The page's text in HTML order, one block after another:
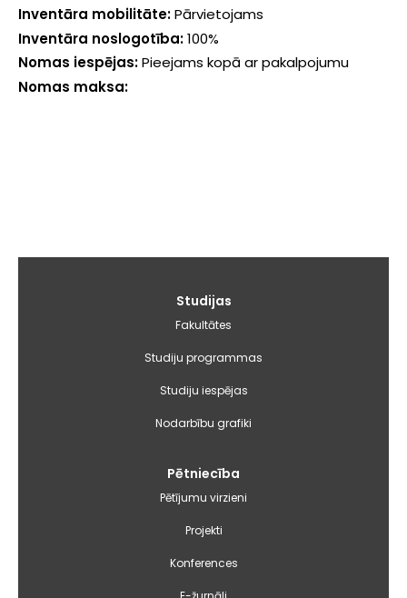
Inventāra mobilitāte:Pārvietojams
Inventāra noslogotība:100%
Nomas iespējas:Pieejams kopā ar pakalpojumu
Nomas maksa:
Studijas
Fakultātes
Studiju programmas
Studiju iespējas
Nodarbību grafiki
Pētniecība
Pētījumu virzieni
Projekti
Konferences